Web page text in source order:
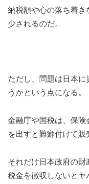
納税額や心の落ち着
少されるのだ。
ただし、問題は日本
うかという点になる。
金融庁や国税は、保
を出すと難癖付けて販
それだけ日本政府の
税金を徴収しないとヤ